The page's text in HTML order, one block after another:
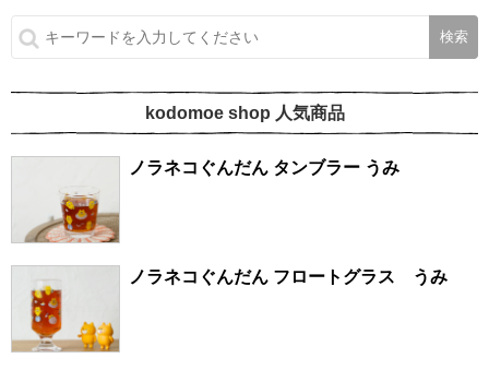
kodomoe shop 人気商品
ノラネコぐんだん タンブラー うみ
ノラネコぐんだん フロートグラス うみ